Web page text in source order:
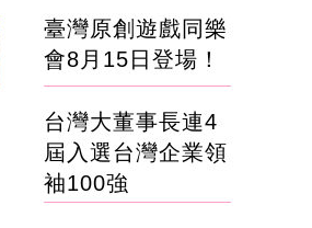
臺灣原創遊戲同樂
會8月15日登場！
台灣大董事長連4
屆入選台灣企業領
袖100強